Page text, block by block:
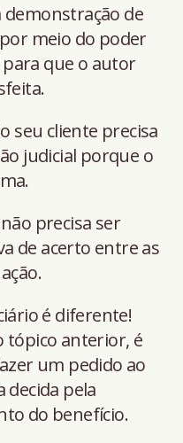
demonstração de
meio do poder
que o autor
seu cliente precisa
judicial porque o
precisa ser
de acerto entre as
é diferente!
tópico anterior, é
um pedido ao
decida pela
do benefício.